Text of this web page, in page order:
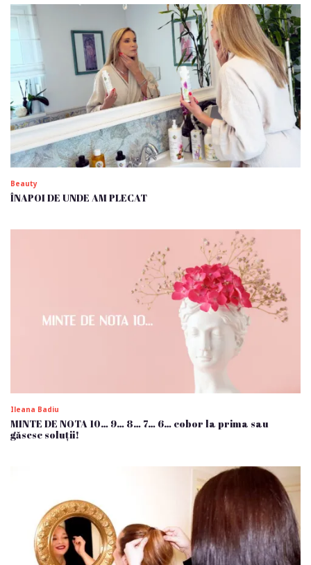
Beauty
ÎNAPOI DE UNDE AM PLECAT
Ileana Badiu
MINTE DE NOTA 10… 9… 8… 7… 6… cobor la prima sau
găsesc soluții!